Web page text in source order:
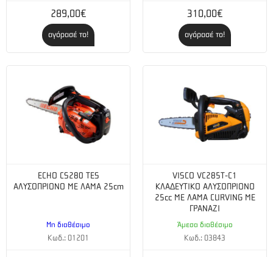
289,00€
αγόρασέ το!
310,00€
αγόρασέ το!
ECHO CS280 TES
ΑΛΥΣΟΠΡΙΟΝΟ ΜΕ ΛΑΜΑ 25cm
Μη διαθέσιμο
Κωδ.: 01201
VISCO VC285T-C1
ΚΛΑΔΕΥΤΙΚΟ ΑΛΥΣΟΠΡΙΟΝΟ
25cc ΜΕ ΛΑΜΑ CURVING ΜΕ
ΓΡΑΝΑΖΙ
Άμεσα διαθέσιμο
Κωδ.: 03843